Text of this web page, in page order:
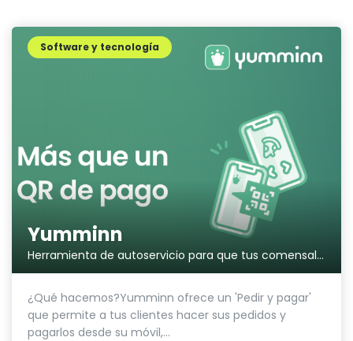
Yumminn
Herramienta de autoservicio para que tus comensales pidan y paguen desde sus móviles.
Software y tecnología
¿Qué hacemos?Yumminn ofrece un 'Pedir y pagar'
que permite a tus clientes hacer sus pedidos y
pagarlos desde su móvil,...